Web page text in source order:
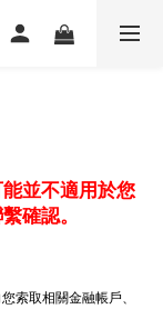
並不適用於您
確認。
索取相關金融帳戶、